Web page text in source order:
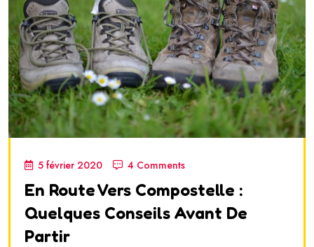
5 février 2020 4 Comments
En Route Vers Compostelle :
Quelques Conseils Avant De
Partir